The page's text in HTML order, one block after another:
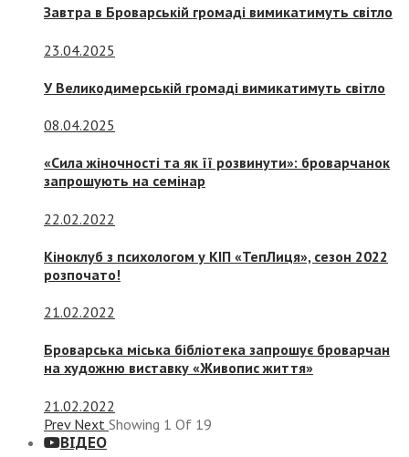
Завтра в Броварській громаді вимикатимуть світло
23.04.2025
У Великодимерській громаді вимикатимуть світло
08.04.2025
«Сила жіночності та як її розвинути»: броварчанок
запрошують на семінар
22.02.2022
Кіноклуб з психологом у КІП «ТепЛиця», сезон 2022
розпочато!
21.02.2022
Броварська міська бібліотека запрошує броварчан
на художню виставку «Живопис життя»
21.02.2022
Prev Next Showing 1 Of 19
ВІДЕО